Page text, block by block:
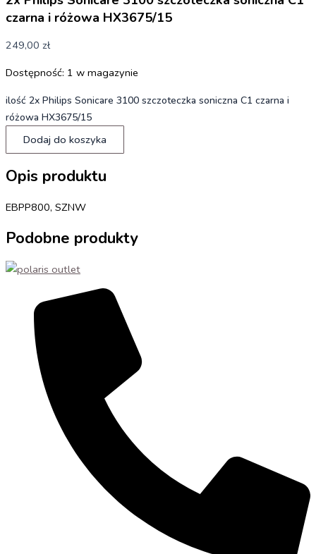
czarna i różowa HX3675/15
249,00 zł
Dostępność: 1 w magazynie
ilość 2x Philips Sonicare 3100 szczoteczka soniczna C1 czarna i
różowa HX3675/15
Dodaj do koszyka
Opis produktu
EBPP800, SZNW
Podobne produkty